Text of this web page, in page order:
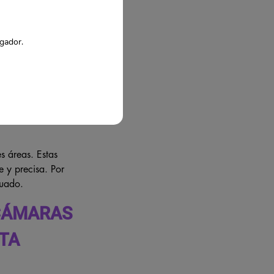
sea aún más
el monitoreo mucho
su instalación y
áreas. Estas
y precisa. Por